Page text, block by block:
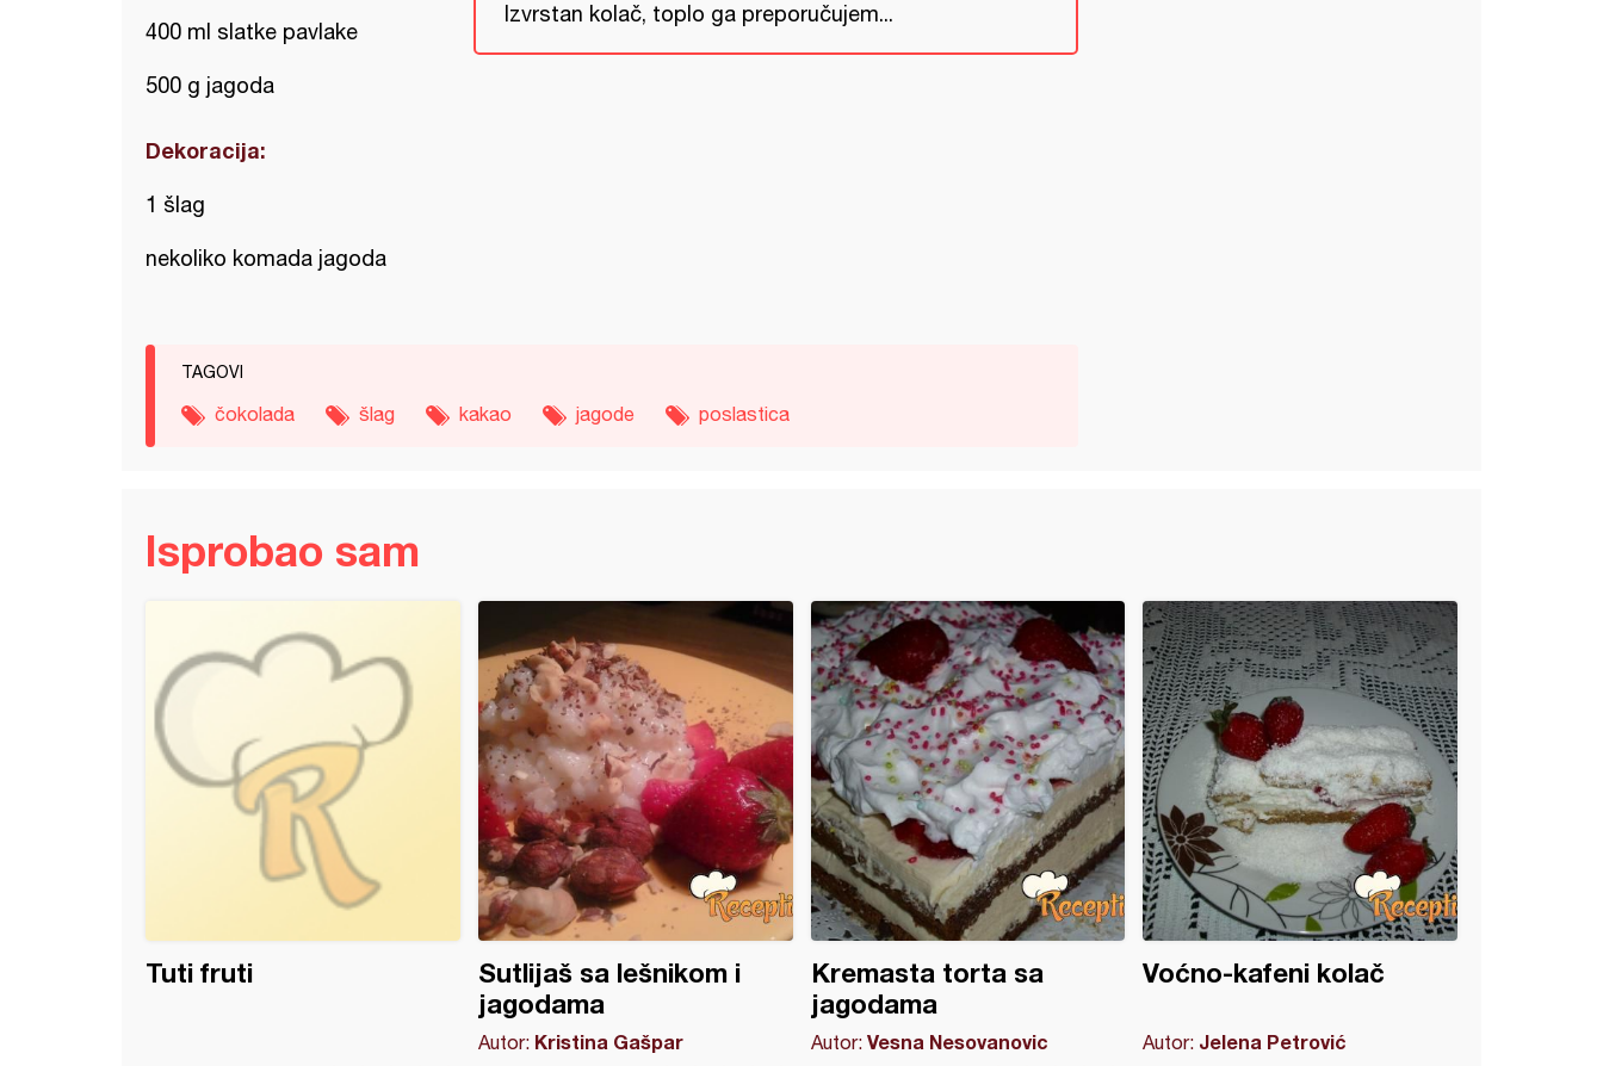
400 ml slatke pavlake
500 g jagoda
Dekoracija:
1 šlag
nekoliko komada jagoda
Izvrstan kolač, toplo ga preporučujem...
TAGOVI
čokolada šlag kakao jagode poslastica
Isprobao sam
Tuti fruti
Sutlijaš sa lešnikom i
jagodama
Autor: Kristina Gašpar
Kremasta torta sa
jagodama
Autor: Vesna Nesovanovic
Voćno-kafeni kolač
Autor: Jelena Petrović